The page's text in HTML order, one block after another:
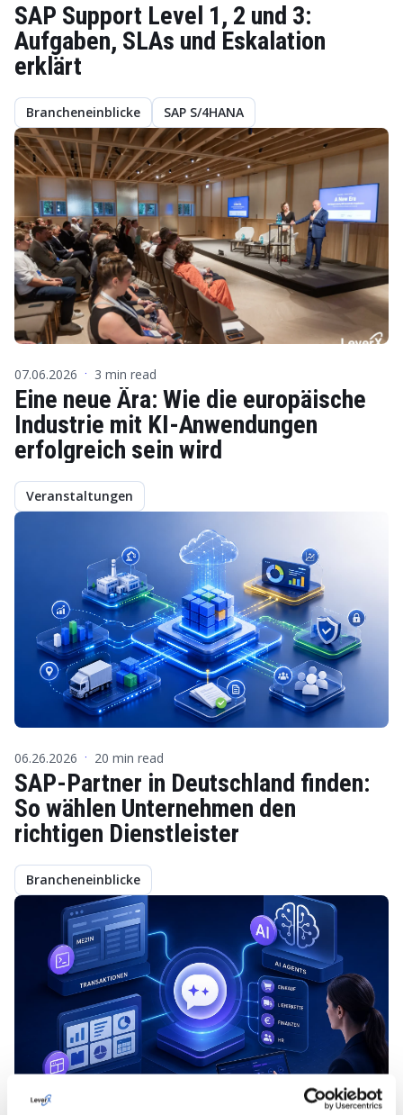
SAP Support Level 1, 2 und 3:
Aufgaben, SLAs und Eskalation
erklärt
Brancheneinblicke SAP S/4HANA
07.06.2026 · 3 min read
Eine neue Ära: Wie die europäische
Industrie mit KI-Anwendungen
erfolgreich sein wird
Veranstaltungen
06.26.2026 · 20 min read
SAP-Partner in Deutschland finden:
So wählen Unternehmen den
richtigen Dienstleister
Brancheneinblicke